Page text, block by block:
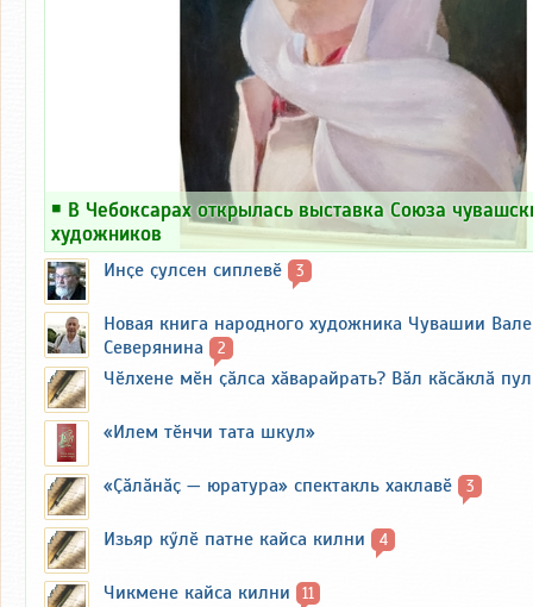
￭ В Чебоксарах открылась выставка Союза
художников
Инҫе ҫулсен сиплевӗ 3
Новая книга народного художника Чувашии
Северянина
2
Чӗлхене мӗн ҫӑлса хӑварайрать? Вӑл кӑсӑклӑ
«Илем тӗнчи тата шкул»
«Ҫӑлӑнӑҫ — юратура» спектакль хаклавӗ 3
Изьяр кӳлӗ патне кайса килни 4
Чикмене кайса килни 11